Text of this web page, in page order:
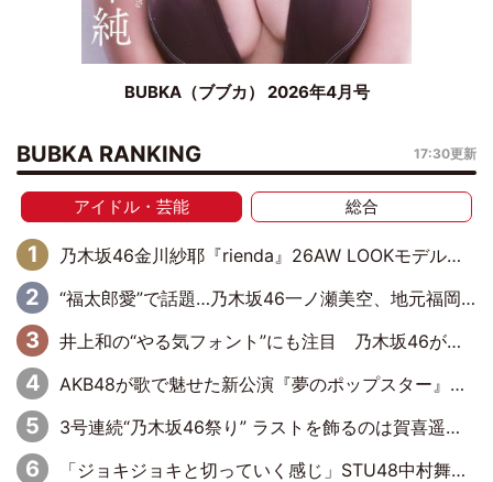
BUBKA（ブブカ） 2026年4月号
BUBKA RANKING 17:30更新
アイドル・芸能 総合
乃木坂46金川紗耶『rienda』26AW LOOKモデルに就任
“福太郎愛”で話題…乃木坂46一ノ瀬美空、地元福岡『めんべい25周年トップサポーター』に就任
井上和の“やる気フォント”にも注目 乃木坂46が挑んだ書道パフォーマンスの舞台裏
AKB48が歌で魅せた新公演『夢のポップスター』 初日から全身全霊のステージ
3号連続“乃木坂46祭り” ラストを飾るのは賀喜遥香…5年ぶりの登場に「5年分大人になった私を見ていただけたら」
「ジョキジョキと切っていく感じ」STU48中村舞、新しい挑戦は自らの手で